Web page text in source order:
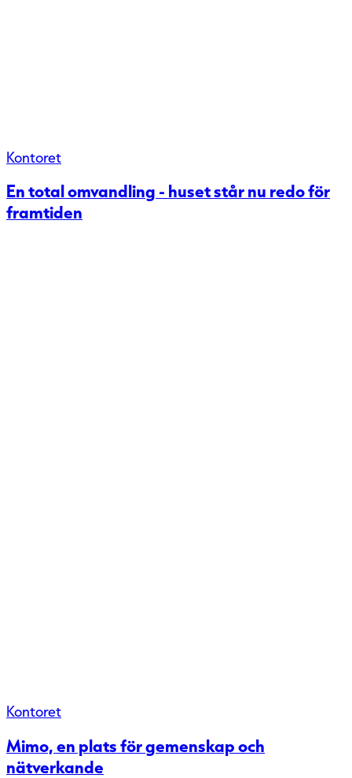
Kontoret
En total omvandling - huset står nu redo för
framtiden
Kontoret
Mimo, en plats för gemenskap och
nätverkande